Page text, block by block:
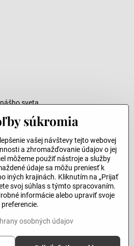
sveta
Copyright
súkromia
vašej návštevy tejto webovej
a zhromažďovanie údajov o jej
môžeme použiť nástroje a služby
údaje sa môžu preniesť k
iných krajinách. Kliknutím na „Prijať
svoj súhlas s týmto spracovaním.
informácie alebo upraviť svoje
preferencie.
osobných údajov